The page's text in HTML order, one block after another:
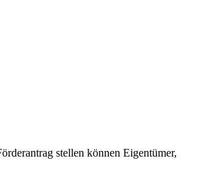
stellen können Eigentümer,